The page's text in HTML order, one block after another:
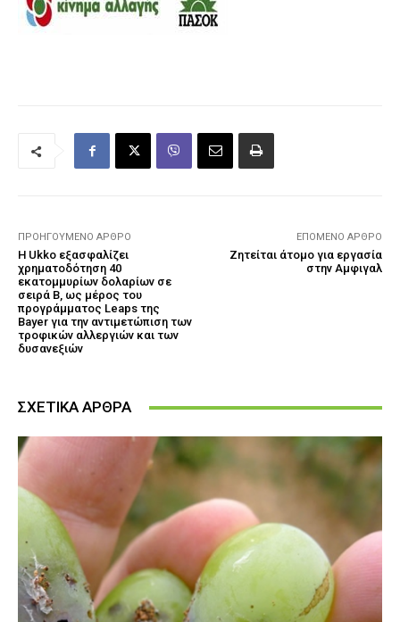
ΠΡΟΗΓΟΎΜΕΝΟ ΆΡΘΡΟ
Η Ukko εξασφαλίζει
χρηματοδότηση 40
εκατομμυρίων δολαρίων σε
σειρά Β, ως μέρος του
προγράμματος Leaps της
Bayer για την αντιμετώπιση των
τροφικών αλλεργιών και των
δυσανεξιών
ΕΠΌΜΕΝΟ ΆΡΘΡΟ
Ζητείται άτομο για εργασία
στην Αμφιγαλ
ΣΧΕΤΙΚΑ ΑΡΘΡΑ